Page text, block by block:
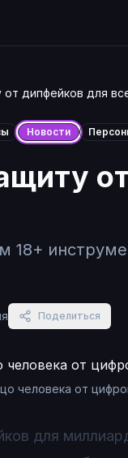
дипфейков для
Новости
18+
Поделиться
человека от
для